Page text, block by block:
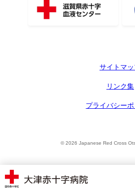
サイトマ
リンク集
プライバシー
© 2026 Japanese Red Cross